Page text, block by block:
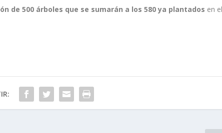
de 500 árboles que se sumarán a los 580 ya plantados en el